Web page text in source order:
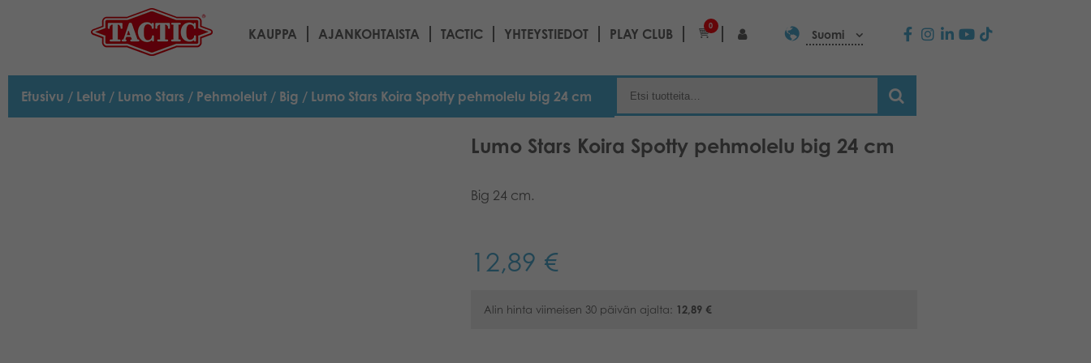
KAUPPA AJANKOHTAISTA TACTIC YHTEYSTIEDOT PLAY CLUB
0
Suomi
Etusivu / Lelut / Lumo Stars / Pehmolelut / Big / Lumo Stars Koira Spotty pehmolelu big 24 cm
Lumo Stars Koira Spotty pehmolelu big 24 cm
Big 24 cm.
12,89 €
Alin hinta viimeisen 30 päivän ajalta: 12,89 €